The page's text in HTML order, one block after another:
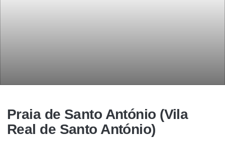
Praia de Santo António (Vila
Real de Santo António)